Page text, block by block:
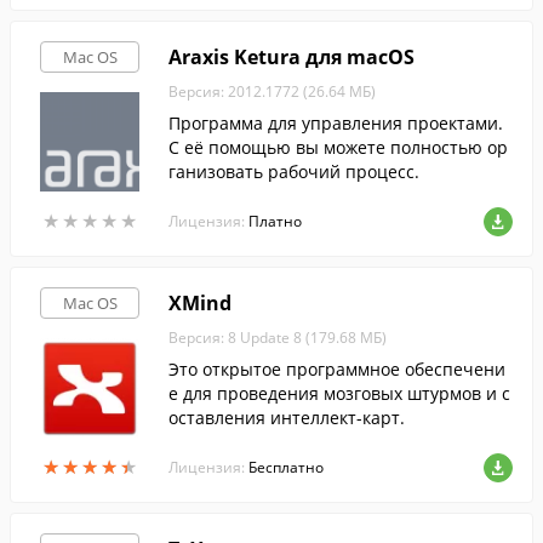
Mac OS
★ ★ ★ ★ ★
★ ★ ★ ★ ★
Araxis Ketura для macOS
Версия: 2012.1772 (26.64 МБ)
Программа для управления проектами.
С её помощью вы можете полностью ор
ганизовать рабочий процесс.
Лицензия: Платно
Mac OS
★★★★★
★★★★★
XMind
Версия: 8 Update 8 (179.68 МБ)
Это открытое программное обеспечени
е для проведения мозговых штурмов и с
оставления интеллект-карт.
Лицензия: Бесплатно